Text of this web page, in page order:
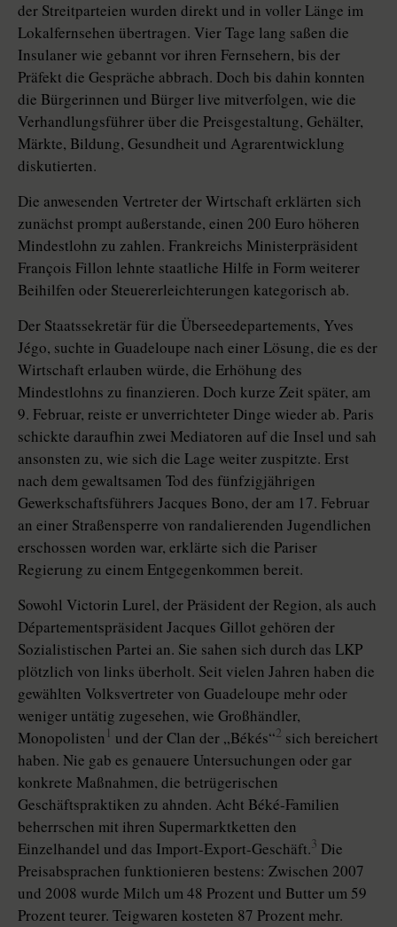
der Streitparteien wurden direkt und in voller Länge im
Lokalfernsehen übertragen. Vier Tage lang saßen die
Insulaner wie gebannt vor ihren Fernsehern, bis der
Präfekt die Gespräche abbrach. Doch bis dahin konnten
die Bürgerinnen und Bürger live mitverfolgen, wie die
Verhandlungsführer über die Preisgestaltung, Gehälter,
Märkte, Bildung, Gesundheit und Agrarentwicklung
diskutierten.
Die anwesenden Vertreter der Wirtschaft erklärten sich
zunächst prompt außerstande, einen 200 Euro höheren
Mindestlohn zu zahlen. Frankreichs Ministerpräsident
François Fillon lehnte staatliche Hilfe in Form weiterer
Beihilfen oder Steuererleichterungen kategorisch ab.
Der Staatssekretär für die Überseedepartements, Yves
Jégo, suchte in Guadeloupe nach einer Lösung, die es der
Wirtschaft erlauben würde, die Erhöhung des
Mindestlohns zu finanzieren. Doch kurze Zeit später, am
9. Februar, reiste er unverrichteter Dinge wieder ab. Paris
schickte daraufhin zwei Mediatoren auf die Insel und sah
ansonsten zu, wie sich die Lage weiter zuspitzte. Erst
nach dem gewaltsamen Tod des fünfzigjährigen
Gewerkschaftsführers Jacques Bono, der am 17. Februar
an einer Straßensperre von randalierenden Jugendlichen
erschossen worden war, erklärte sich die Pariser
Regierung zu einem Entgegenkommen bereit.
Sowohl Victorin Lurel, der Präsident der Region, als auch
Départementspräsident Jacques Gillot gehören der
Sozialistischen Partei an. Sie sahen sich durch das LKP
plötzlich von links überholt. Seit vielen Jahren haben die
gewählten Volksvertreter von Guadeloupe mehr oder
weniger untätig zugesehen, wie Großhändler,
Monopolisten 1 und der Clan der „Békés“2 sich bereichert
haben. Nie gab es genauere Untersuchungen oder gar
konkrete Maßnahmen, die betrügerischen
Geschäftspraktiken zu ahnden. Acht Béké-Familien
beherrschen mit ihren Supermarktketten den
Einzelhandel und das Import-Export-Geschäft.3 Die
Preisabsprachen funktionieren bestens: Zwischen 2007
und 2008 wurde Milch um 48 Prozent und Butter um 59
Prozent teurer. Teigwaren kosteten 87 Prozent mehr.